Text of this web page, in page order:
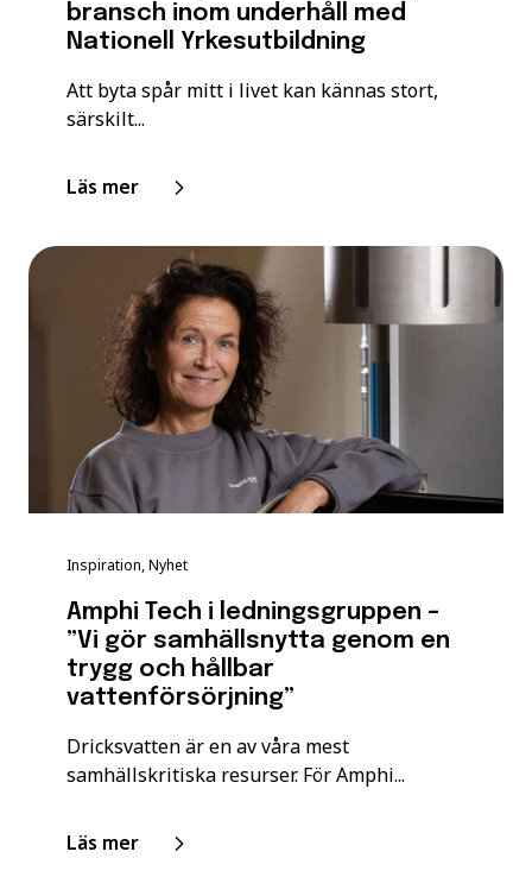
bransch inom underhåll med
Nationell Yrkesutbildning
Att byta spår mitt i livet kan kännas stort,
särskilt...
Läs mer
Inspiration, Nyhet
Amphi Tech i ledningsgruppen –
”Vi gör samhällsnytta genom en
trygg och hållbar
vattenförsörjning”
Dricksvatten är en av våra mest
samhällskritiska resurser. För Amphi...
Läs mer